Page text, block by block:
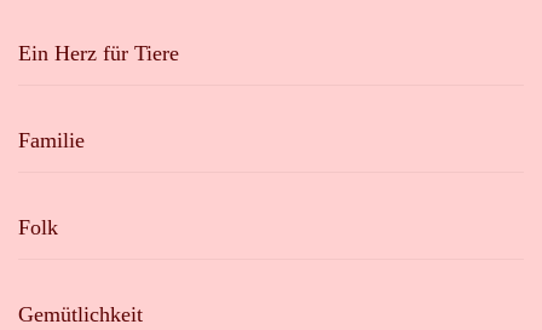
Ein Herz für Tiere
Familie
Folk
Gemütlichkeit